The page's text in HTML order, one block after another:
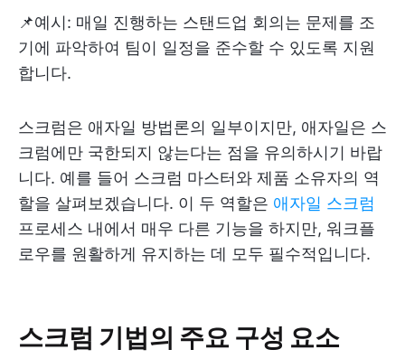
📌예시: 매일 진행하는 스탠드업 회의는 문제를 조
기에 파악하여 팀이 일정을 준수할 수 있도록 지원
합니다.
스크럼은 애자일 방법론의 일부이지만, 애자일은 스
크럼에만 국한되지 않는다는 점을 유의하시기 바랍
니다. 예를 들어 스크럼 마스터와 제품 소유자의 역
할을 살펴보겠습니다. 이 두 역할은 애자일 스크럼
프로세스 내에서 매우 다른 기능을 하지만, 워크플
로우를 원활하게 유지하는 데 모두 필수적입니다.
스크럼 기법의 주요 구성 요소